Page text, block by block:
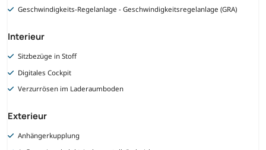
Geschwindigkeits-Regelanlage - Geschwindigkeitsregelanlage (GRA)
Interieur
Sitzbezüge in Stoff
Digitales Cockpit
Verzurrösen im Laderaumboden
Exterieur
Anhängerkupplung